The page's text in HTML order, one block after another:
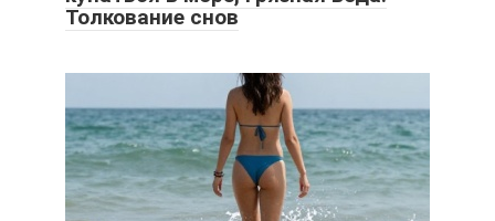
Толкование снов